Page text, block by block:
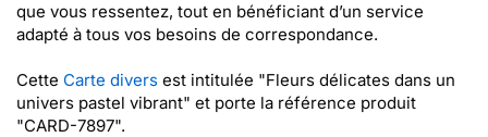
que vous ressentez, tout en bénéficiant d’un service
adapté à tous vos besoins de correspondance.
Cette Carte divers est intitulée "Fleurs délicates dans un
univers pastel vibrant" et porte la référence produit
"CARD-7897".